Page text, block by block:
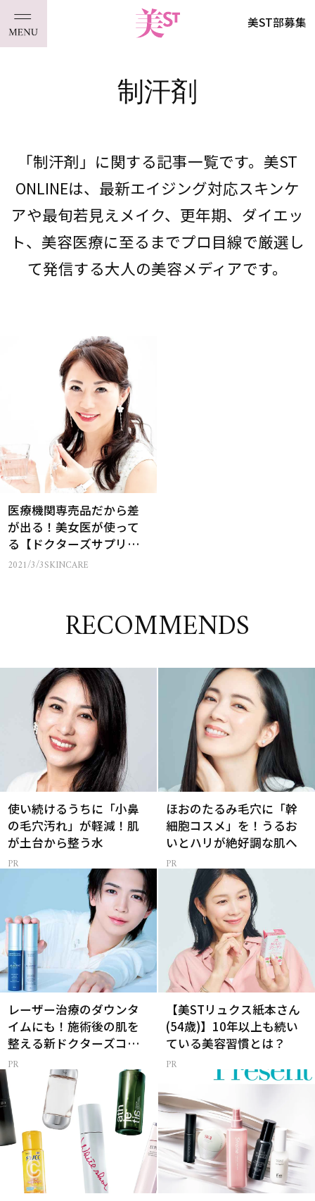
美ST部募集
制汗剤
「制汗剤」に関する記事一覧です。美ST
ONLINEは、最新エイジング対応スキンケ
アや最旬若見えメイク、更年期、ダイエッ
ト、美容医療に至るまでプロ目線で厳選し
て発信する大人の美容メディアです。
医療機関専売品だから差
が出る！美女医が使って
る【ドクターズサプリ＆
愛用コスメ】5選
2021/3/3SKINCARE
RECOMMENDS
使い続けるうちに「小鼻
の毛穴汚れ」が軽減！肌
が土台から整う水
ほおのたるみ毛穴に「幹
細胞コスメ」を！うるお
いとハリが絶好調な肌へ
レーザー治療のダウンタ
イムにも！施術後の肌を
整える新ドクターズコス
メ
【美STリュクス紙本さん
(54歳)】10年以上も続い
ている美容習慣とは？